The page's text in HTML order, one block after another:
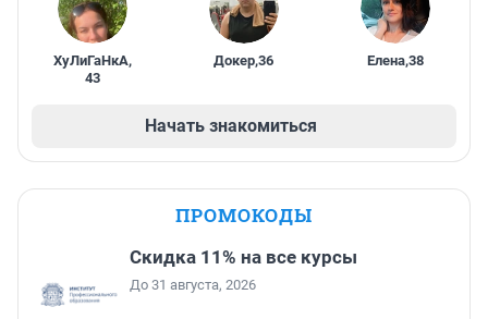
ХуЛиГаНкА,
43
Докер,36 Елена,38
Начать знакомиться
ПРОМОКОДЫ
Скидка 11% на все курсы
До 31 августа, 2026